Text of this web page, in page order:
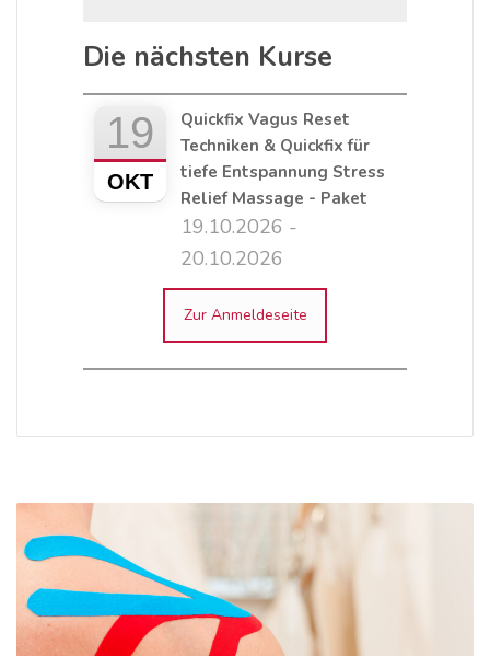
Die nächsten Kurse
19
OKT
Quickfix Vagus Reset
Techniken & Quickfix für
tiefe Entspannung Stress
Relief Massage - Paket
19.10.2026 -
20.10.2026
Zur Anmeldeseite